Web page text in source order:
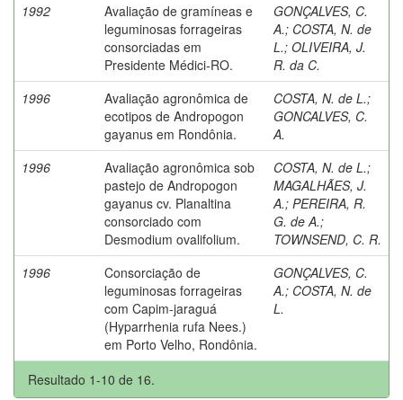
1992
Avaliação de gramíneas e
leguminosas forrageiras
consorciadas em
Presidente Médici-RO.
GONÇALVES, C.
A.; COSTA, N. de
L.; OLIVEIRA, J.
R. da C.
1996
Avaliação agronômica de
ecotipos de Andropogon
gayanus em Rondônia.
COSTA, N. de L.;
GONCALVES, C.
A.
1996
Avaliação agronômica sob
pastejo de Andropogon
gayanus cv. Planaltina
consorciado com
Desmodium ovalifolium.
COSTA, N. de L.;
MAGALHÃES, J.
A.; PEREIRA, R.
G. de A.;
TOWNSEND, C. R.
1996
Consorciação de
leguminosas forrageiras
com Capim-jaraguá
(Hyparrhenia rufa Nees.)
em Porto Velho, Rondônia.
GONÇALVES, C.
A.; COSTA, N. de
L.
Resultado 1-10 de 16.